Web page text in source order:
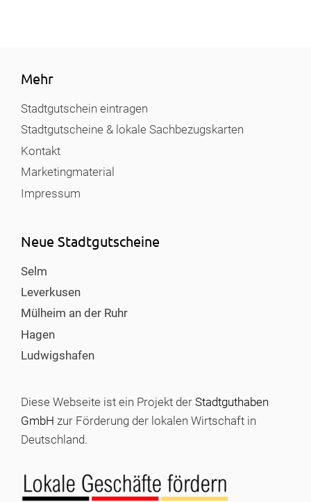
Mehr
Stadtgutschein eintragen
Stadtgutscheine & lokale Sachbezugskarten
Kontakt
Marketingmaterial
Impressum
Neue Stadtgutscheine
Selm
Leverkusen
Mülheim an der Ruhr
Hagen
Ludwigshafen
Diese Webseite ist ein Projekt der Stadtguthaben
GmbH zur Förderung der lokalen Wirtschaft in
Deutschland.